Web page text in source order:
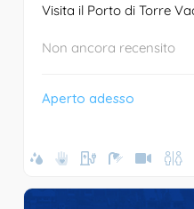
Visita il Porto di Torre
Non ancora recensito
Aperto adesso